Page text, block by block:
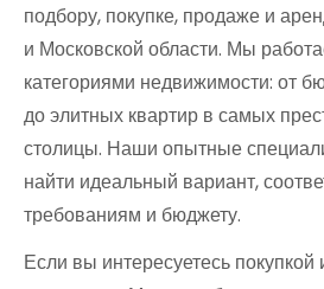
подбору, покупке, продаже и
и Московской области. Мы
категориями недвижимости: от
до элитных квартир в самых
столицы. Наши опытные
найти идеальный вариант,
требованиям и бюджету.
Если вы интересуетесь